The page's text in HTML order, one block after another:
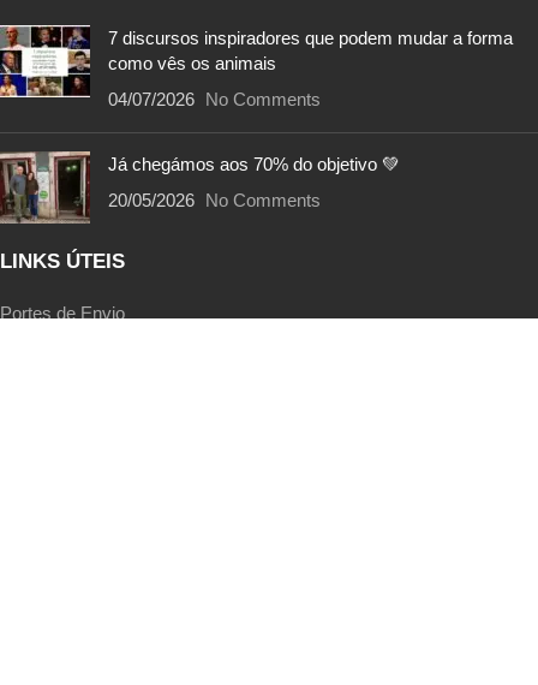
7 discursos inspiradores que podem mudar a forma
como vês os animais
04/07/2026 No Comments
Já chegámos aos 70% do objetivo 💚
20/05/2026 No Comments
LINKS ÚTEIS
Portes de Envio